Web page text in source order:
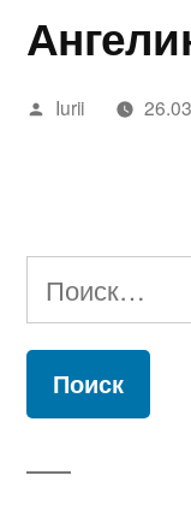
Написано
Iurii
Найти: